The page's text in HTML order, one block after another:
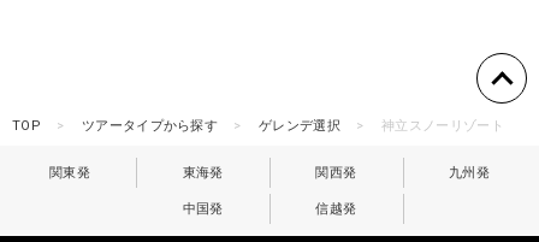
TOP ツアータイプから探す ゲレンデ選択 神立スノーリゾート
関東発 東海発 関西発 九州発
中国発 信越発